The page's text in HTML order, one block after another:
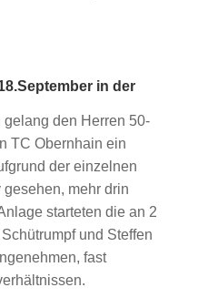
in der
den Herren 50-
TC Obernhain ein
der einzelnen
mehr drin
starteten die an 2
und Steffen
fast